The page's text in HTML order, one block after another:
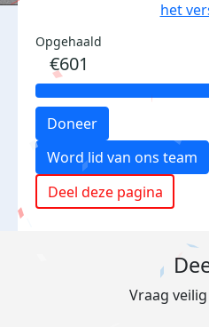
het
Opgehaald
€601
Doneer
Word lid van ons team
Deel deze pagina
Vraag